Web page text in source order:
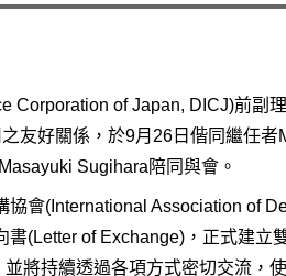
Corporation of Japan, DICJ)前副
友好關係，於9月26日偕同繼任者
Sugihara陪同與會。
會(International Association of
(Letter of Exchange)，正式建立
將持續透過各項方式密切交流，